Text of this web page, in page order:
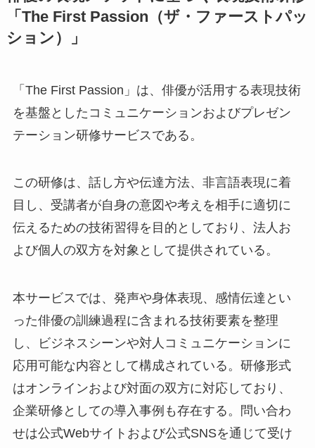
「The First Passion（ザ・ファーストパッ
ション）」
「The First Passion」は、俳優が活用する表現技術
を基盤としたコミュニケーションおよびプレゼン
テーション研修サービスである。
この研修は、話し方や伝達方法、非言語表現に着
目し、受講者が自身の意図や考えを相手に適切に
伝えるための技術習得を目的としており、法人お
よび個人の双方を対象として提供されている。
本サービスでは、発声や身体表現、感情伝達とい
った俳優の訓練過程に含まれる技術要素を整理
し、ビジネスシーンや対人コミュニケーションに
応用可能な内容として構成されている。研修形式
はオンラインおよび対面の双方に対応しており、
企業研修としての導入事例も存在する。問い合わ
せは公式Webサイトおよび公式SNSを通じて受け